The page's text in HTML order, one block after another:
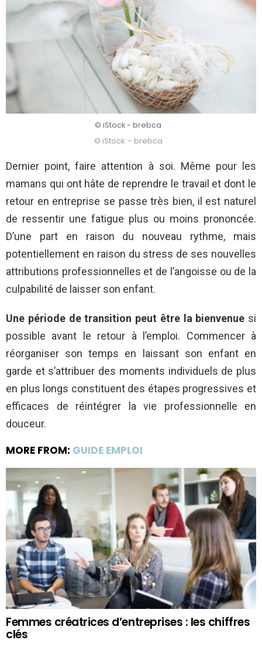
© iStock - brebca
© iStock – brebca
Dernier point, faire attention à soi. Même pour les
mamans qui ont hâte de reprendre le travail et dont le
retour en entreprise se passe très bien, il est naturel
de ressentir une fatigue plus ou moins prononcée.
D’une part en raison du nouveau rythme, mais
potentiellement en raison du stress de ses nouvelles
attributions professionnelles et de l’angoisse ou de la
culpabilité de laisser son enfant.
Une période de transition peut être la bienvenue si
possible avant le retour à l’emploi. Commencer à
réorganiser son temps en laissant son enfant en
garde et s’attribuer des moments individuels de plus
en plus longs constituent des étapes progressives et
efficaces de réintégrer la vie professionnelle en
douceur.
MORE FROM: GUIDE EMPLOI
Femmes créatrices d’entreprises : les chiffres
clés